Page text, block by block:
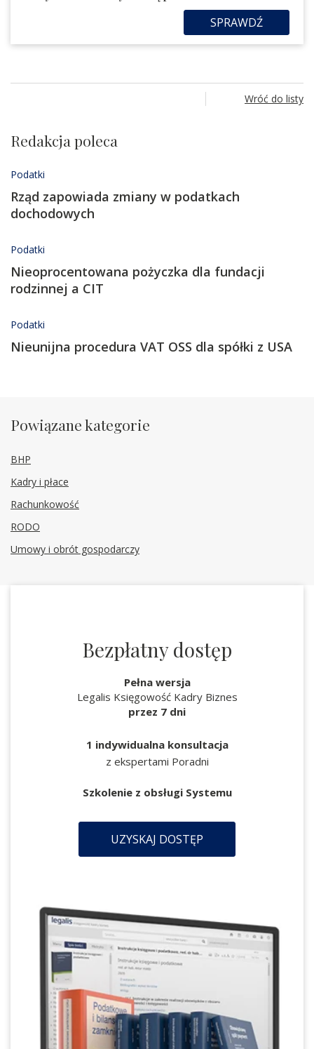
SPRAWDŹ
Wróć do listy
Redakcja poleca
Podatki
Rząd zapowiada zmiany w podatkach
dochodowych
Podatki
Nieoprocentowana pożyczka dla fundacji
rodzinnej a CIT
Podatki
Nieunijna procedura VAT OSS dla spółki z USA
Powiązane kategorie
BHP
Kadry i płace
Rachunkowość
RODO
Umowy i obrót gospodarczy
Bezpłatny dostęp
Pełna wersja
Legalis Księgowość Kadry Biznes
przez 7 dni
1 indywidualna konsultacja
z ekspertami Poradni
Szkolenie z obsługi Systemu
UZYSKAJ DOSTĘP